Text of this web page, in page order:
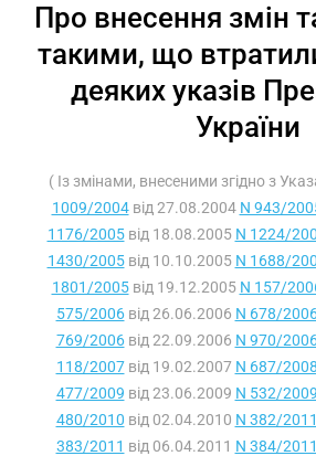
Про внесення змін
такими, що
деяких указів
України
( Із змінами, внесеними згідно з
1009/2004від 27.08.2004 N 943/
1176/2005від 18.08.2005 N 1224/
1430/2005від 10.10.2005 N 1688/
1801/2005від 19.12.2005 N 157/
575/2006від 26.06.2006 N 678/
769/2006від 22.09.2006 N 970/
118/2007від 19.02.2007 N 687/2008
477/2009 від 23.06.2009 N 532/2009
480/2010 від 02.04.2010 N 382/2011
383/2011 від 06.04.2011 N 384/2011